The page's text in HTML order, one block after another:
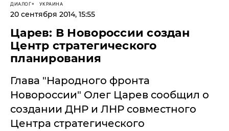
ДИАЛОГ УКРАИНА
20 сентября 2014, 15:55
Царев: В Новороссии создан
Центр стратегического
планирования
Глава "Народного фронта
Новороссии" Олег Царев сообщил о
создании ДНР и ЛНР совместного
Центра стратегического